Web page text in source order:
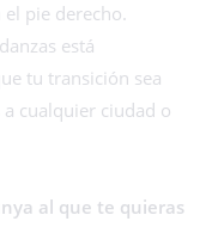
pie derecho.
está
tu transición sea
cualquier ciudad o
al que te quieras